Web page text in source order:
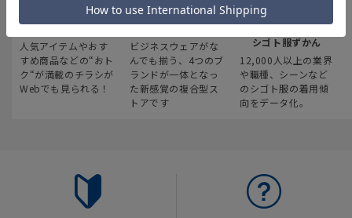
最新のお買い得情報
人気アイテムやおす
すめ商品などの“おト
ク“が満載のチラシが
Webでも見られる！
スーツスクエア
ビジネスウェアがな
んでも揃う、4つのブ
ランドが一体となっ
た新感覚の複合型ス
トアです
みんなの
シゴト服ずかん
12,000人以上の業界
や職種、シーンなど
のシゴト服の着用傾
向をデータ化。